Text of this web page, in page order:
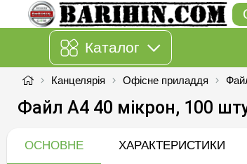
Каталог
Канцелярія Офісне приладдя
Файл А4 40 мікрон, 100
ОСНОВНЕ ХАРАКТЕРИСТИКИ